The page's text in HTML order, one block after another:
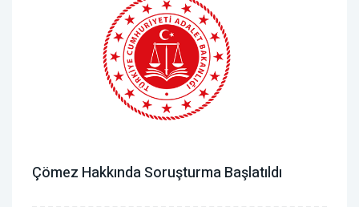
Çömez Hakkında Soruşturma Başlatıldı